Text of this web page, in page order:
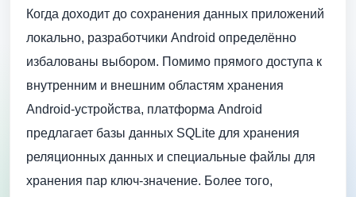
Когда доходит до сохранения данных приложений
локально, разработчики Android определённо
избалованы выбором. Помимо прямого доступа к
внутренним и внешним областям хранения
Android-устройства, платформа Android
предлагает базы данных SQLite для хранения
реляционных данных и специальные файлы для
хранения пар ключ-значение. Более того,